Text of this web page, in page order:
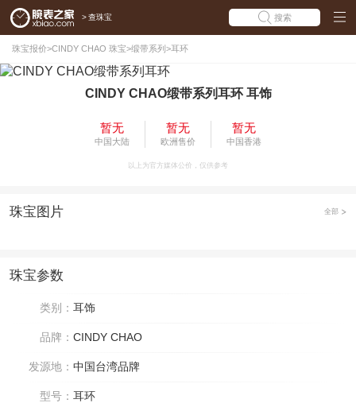
> 查珠宝 搜索
珠宝报价>CINDY CHAO 珠宝>缎带系列 >耳环
CINDY CHAO缎带系列耳环 耳饰
暂无
中国大陆
暂无
欧洲售价
暂无
中国香港
以上为官方媒体公价，仅供参考
珠宝图片 全部
珠宝参数
类别： 耳饰
品牌： CINDY CHAO
发源地： 中国台湾品牌
型号： 耳环